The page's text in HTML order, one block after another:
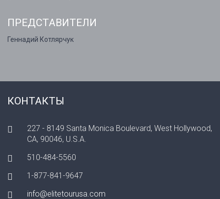
ПРЕДСТАВИТЕЛИ
Геннадий Котлярчук
КОНТАКТЫ
227 - 8149 Santa Monica Boulevard, West Hollywood,
CA, 90046, U.S.A.
510-484-5560
1-877-841-9647
info@elitetourusa.com